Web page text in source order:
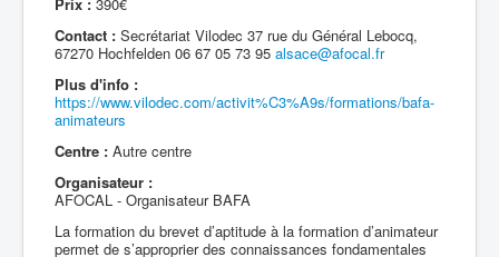
Contact : Secrétariat Vilodec 37 rue du Général Lebocq,
67270 Hochfelden 06 67 05 73 95 alsace@afocal.fr
Plus d'info :
https://www.vilodec.com/activit%C3%A9s/formations/bafa-
animateurs
Centre : Autre centre
Organisateur :
AFOCAL - Organisateur BAFA
La formation du brevet d’aptitude à la formation d’animateur
permet de s’approprier des connaissances fondamentales